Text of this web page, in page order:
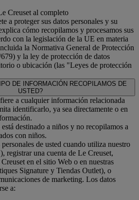
Creuset al completo
a proteger sus datos personales y su
cómo recopilamos y procesamos sus
con la legislación de la UE en materia
la Normativa General de Protección
y la ley de protección de datos
o ubicación (las "Leyes de protección
DE INFORMACIÓN RECOPILAMOS DE
USTED?
a cualquier información relacionada
identificarlo, ya sea directamente o en
destinado a niños y no recopilamos a
con niños.
de usted cuando utiliza nuestro
registrar una cuenta de Le Creuset,
en el sitio Web o en nuestras
Signature y Tiendas Outlet), o
de marketing. Los datos
a: